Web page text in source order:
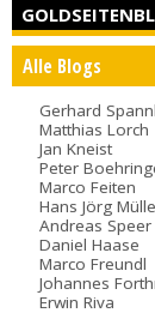
Alle Blogs
Gerhard
Matthias Lorch
Jan Kneist
Peter
Marco Feiten
Hans Jörg
Andreas Speer
Daniel Haase
Marco Freundl
Johannes
Erwin Riva